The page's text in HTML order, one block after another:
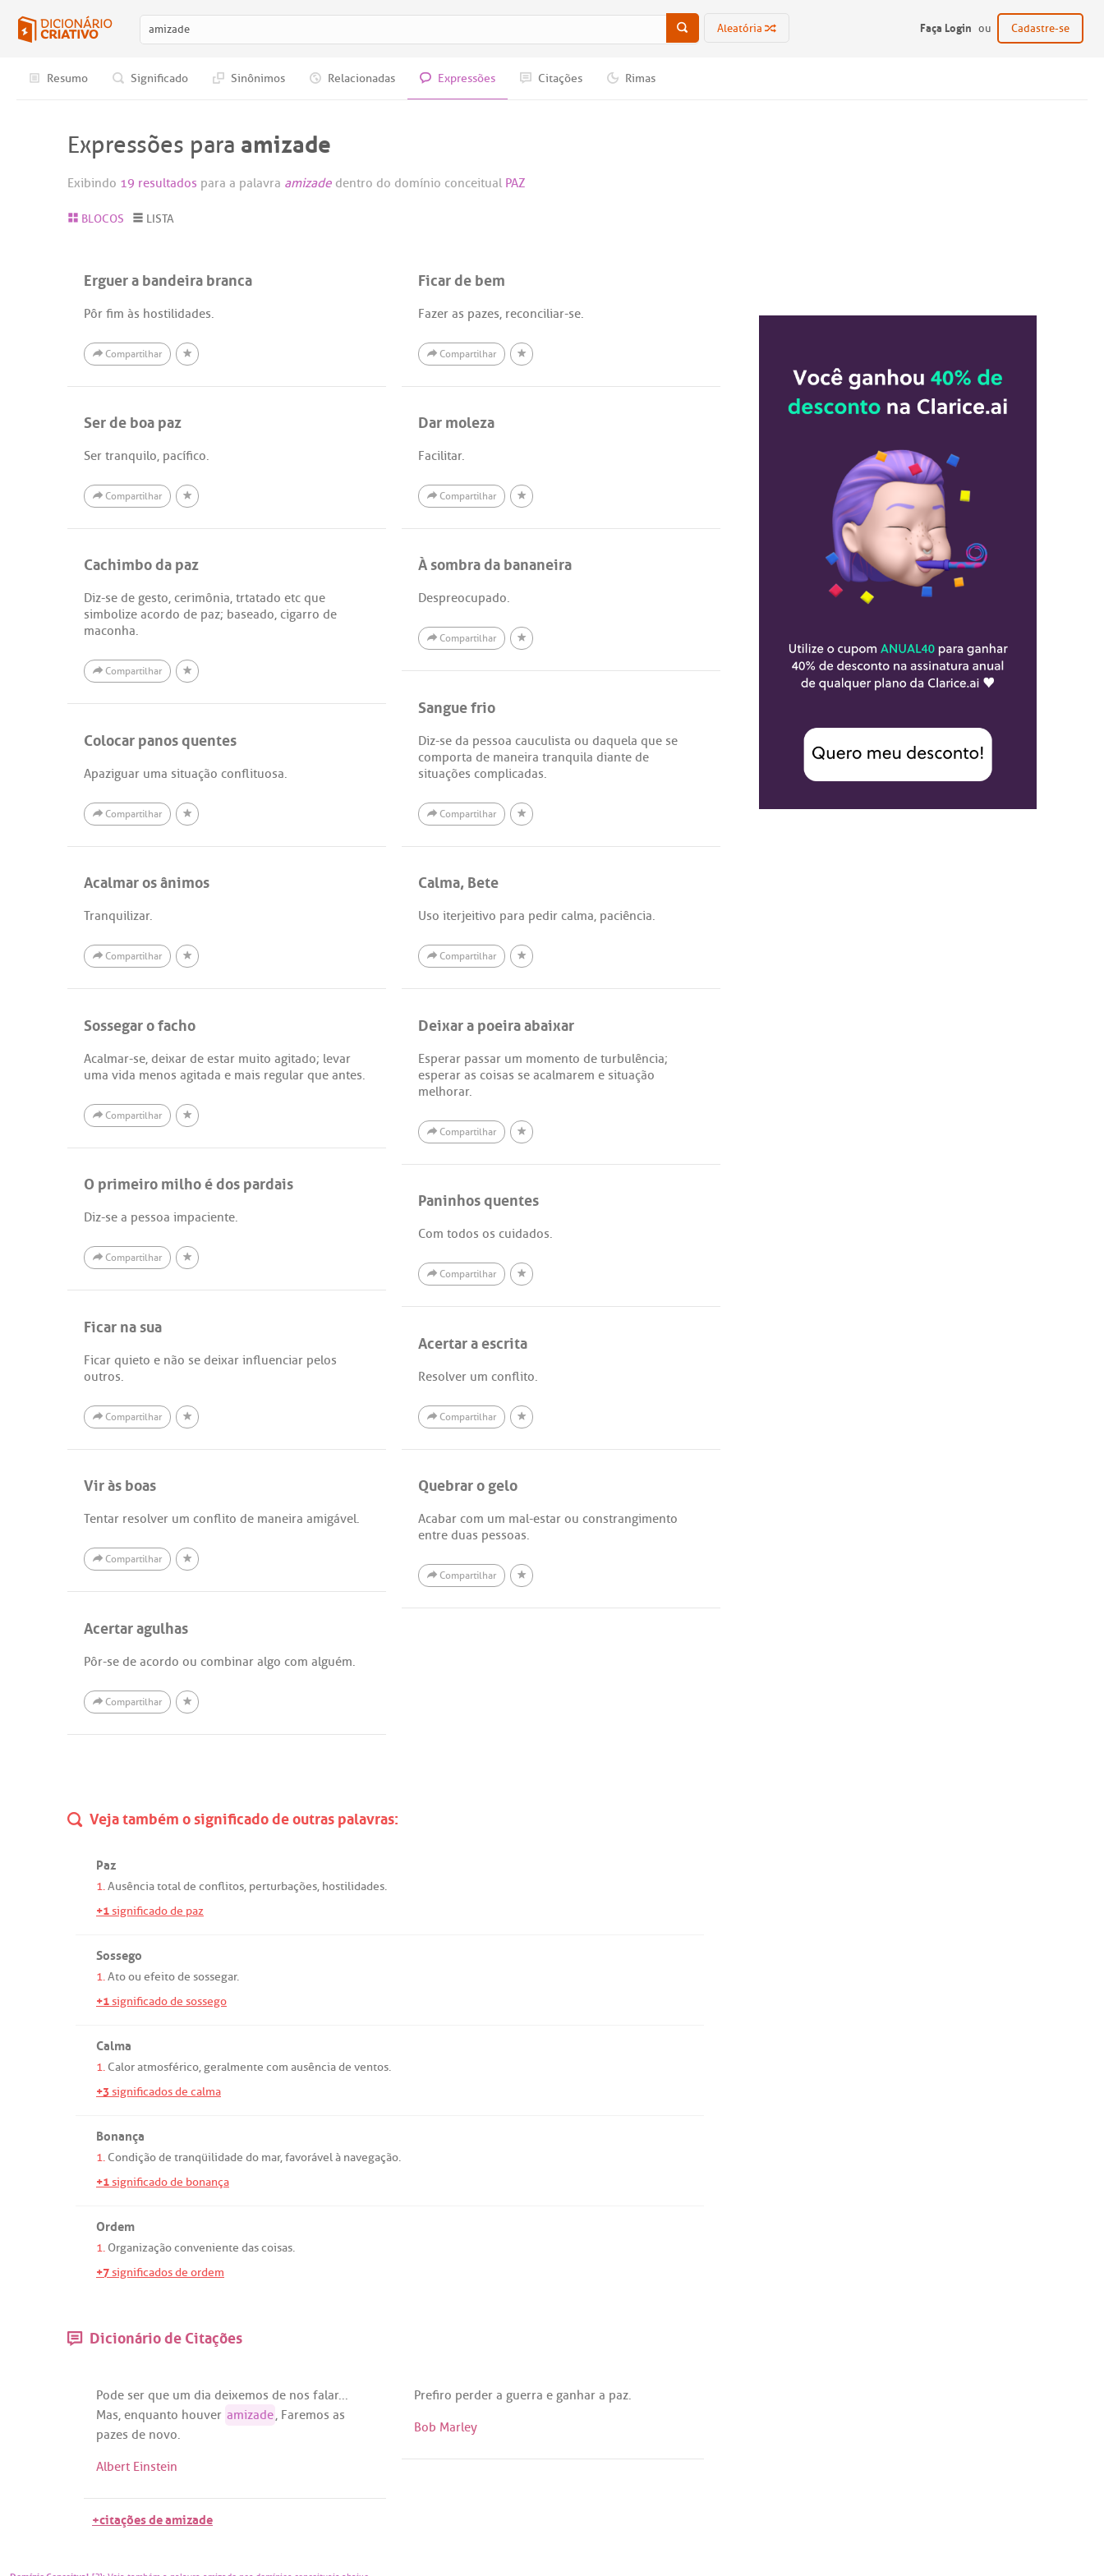
Aleatória Faça Login ou Cadastre-se
Resumo Significado Sinônimos Relacionadas Expressões Citações Rimas
Expressões para amizade
Exibindo 19 resultados para a palavra amizade dentro do domínio conceitual PAZ
BLOCOS LISTA
Erguer a bandeira branca
Pôr fim às hostilidades.
Compartilhar
Ficar de bem
Fazer as pazes, reconciliar-se.
Compartilhar
Ser de boa paz
Ser tranquilo, pacífico.
Compartilhar
Dar moleza
Facilitar.
Compartilhar
Cachimbo da paz
Diz-se de gesto, cerimônia, trtatado etc que
simbolize acordo de paz; baseado, cigarro de
maconha.
Compartilhar
À sombra da bananeira
Despreocupado.
Compartilhar
Sangue frio
Diz-se da pessoa cauculista ou daquela que se
comporta de maneira tranquila diante de
situações complicadas.
Compartilhar
Colocar panos quentes
Apaziguar uma situação conflituosa.
Compartilhar
Acalmar os ânimos
Tranquilizar.
Compartilhar
Calma, Bete
Uso iterjeitivo para pedir calma, paciência.
Compartilhar
Sossegar o facho
Acalmar-se, deixar de estar muito agitado; levar
uma vida menos agitada e mais regular que antes.
Compartilhar
Deixar a poeira abaixar
Esperar passar um momento de turbulência;
esperar as coisas se acalmarem e situação
melhorar.
Compartilhar
O primeiro milho é dos pardais
Diz-se a pessoa impaciente.
Compartilhar
Paninhos quentes
Com todos os cuidados.
Compartilhar
Ficar na sua
Ficar quieto e não se deixar influenciar pelos
outros.
Compartilhar
Acertar a escrita
Resolver um conflito.
Compartilhar
Vir às boas
Tentar resolver um conflito de maneira amigável.
Compartilhar
Quebrar o gelo
Acabar com um mal-estar ou constrangimento
entre duas pessoas.
Compartilhar
Acertar agulhas
Pôr-se de acordo ou combinar algo com alguém.
Compartilhar
Veja também o significado de outras palavras:
Paz
1.Ausênciatotalde conflitos, perturbações, hostilidades.
+1significado de paz
Sossego
1.Atoou efeitode sossegar.
+1significado de sossego
Calma
1. Caloratmosférico,geralmente com ausênciade ventos.
+3significados de calma
Bonança
1. Condiçãode tranqüilidade do mar,favorávelà navegação.
+1significado de bonança
Ordem
1. Organizaçãoconveniente dascoisas.
+7significados de ordem
Dicionário de Citações
Pode ser que um dia deixemos de nos falar...
Mas, enquanto houver amizade, Faremos as
pazes de novo.
Albert Einstein
Prefiro perder a guerra e ganhar a paz.
Bob Marley
+citações de amizade